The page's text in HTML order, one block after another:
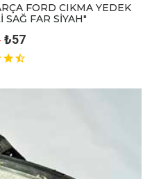
FORD CIKMA YEDEK
SAĞ FAR SİYAH"
₺57